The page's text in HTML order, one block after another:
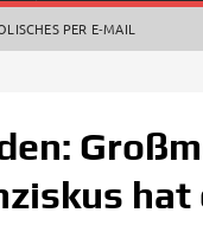
PER E‑MAIL